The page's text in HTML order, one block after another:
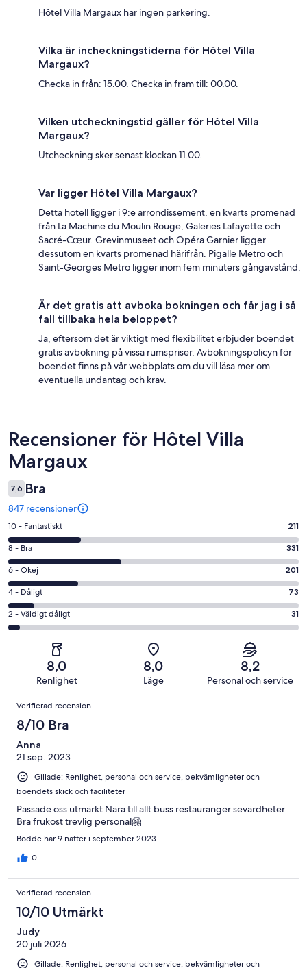
Hôtel Villa Margaux har ingen parkering.
Vilka är incheckningstiderna för Hôtel Villa
Margaux?
Checka in från: 15.00. Checka in fram till: 00.00.
Vilken utcheckningstid gäller för Hôtel Villa
Margaux?
Utcheckning sker senast klockan 11.00.
Var ligger Hôtel Villa Margaux?
Detta hotell ligger i 9:e arrondissement, en kvarts promenad
från La Machine du Moulin Rouge, Galeries Lafayette och
Sacré-Cœur. Grevinmuseet och Opéra Garnier ligger
dessutom en kvarts promenad härifrån. Pigalle Metro och
Saint-Georges Metro ligger inom fem minuters gångavstånd.
Är det gratis att avboka bokningen och får jag i så
fall tillbaka hela beloppet?
Ja, eftersom det är viktigt med flexibilitet erbjuder boendet
gratis avbokning på vissa rumspriser. Avbokningspolicyn för
boendet finns på vår webbplats om du vill läsa mer om
eventuella undantag och krav.
Recensioner
Recensioner för Hôtel Villa
Margaux
7,6 Bra
847 recensioner
10
-
Fantastiskt
i
betyg.
211
av
847
recensioner
10 - Fantastiskt 211
8
-
Bra
i
betyg.
331
recensioner
8 - Bra 331
6
-
Okej
i
betyg.
recensioner
6 - Okej 201
4
-
Dåligt
recensioner
4 - Dåligt 73
2
-
betyg.
31
847
recensioner
2 - Väldigt dåligt 31
8,0
Renlighet
8,0
Läge
8,2
Personal och service
Recensioner
Verifierad recension
8/10 Bra
Anna
21 sep. 2023
Gillade: Renlighet, personal och service, bekvämligheter och
boendets skick och faciliteter
Passade oss utmärkt Nära till allt buss restauranger sevärdheter
Bra frukost trevlig personal🤗
Bodde här 9 nätter i september 2023
0
Verifierad recension
10/10 Utmärkt
Judy
20 juli 2026
Gillade: Renlighet, personal och service, bekvämligheter och